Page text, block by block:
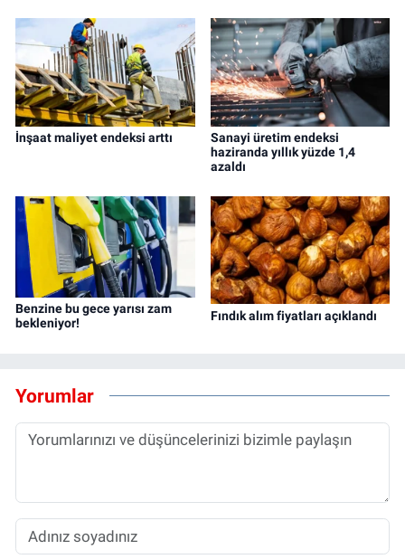
İnşaat maliyet endeksi arttı
Sanayi üretim endeksi
haziranda yıllık yüzde 1,4
azaldı
Benzine bu gece yarısı zam
bekleniyor!
Fındık alım fiyatları açıklandı
Yorumlar